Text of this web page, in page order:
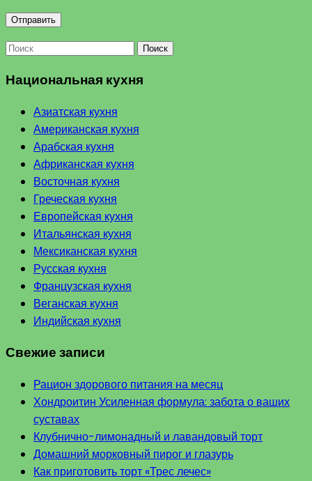
Поиск
Национальная кухня
Азиатская кухня
Американская кухня
Арабская кухня
Африканская кухня
Восточная кухня
Греческая кухня
Европейская кухня
Итальянская кухня
Мексиканская кухня
Русская кухня
Французская кухня
Веганская кухня
Индийская кухня
Свежие записи
Рацион здорового питания на месяц
Хондроитин Усиленная формула: забота о ваших
суставах
Клубнично-лимонадный и лавандовый торт
Домашний морковный пирог и глазурь
Как приготовить торт «Трес лечес»